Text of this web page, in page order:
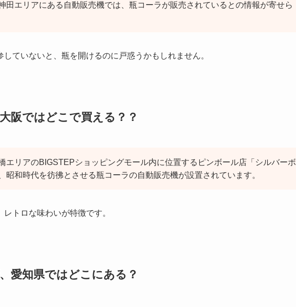
田エリアにある自動販売機では、瓶コーラが販売されているとの情報が寄せら
ていないと、瓶を開けるのに戸惑うかもしれません。
阪ではどこで買える？？
エリアのBIGSTEPショッピングモール内に位置するピンボール店「シルバーボ
昭和時代を彷彿とさせる瓶コーラの自動販売機が設置されています。
トロな味わいが特徴です。
愛知県ではどこにある？